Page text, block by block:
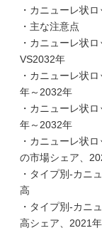
・カニューレ状
・主な注意点
・カニューレ状
VS2032年
・カニューレ状
年～2032年
・カニューレ状
年～2032年
・カニューレ状
の市場シェア、
・タイプ別-カニ
高
・タイプ別-カニ
高シェア、2021